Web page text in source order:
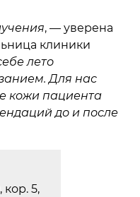
, — уверена
клиники
лето
Для нас
кожи пациента
до и после
кор. 5,